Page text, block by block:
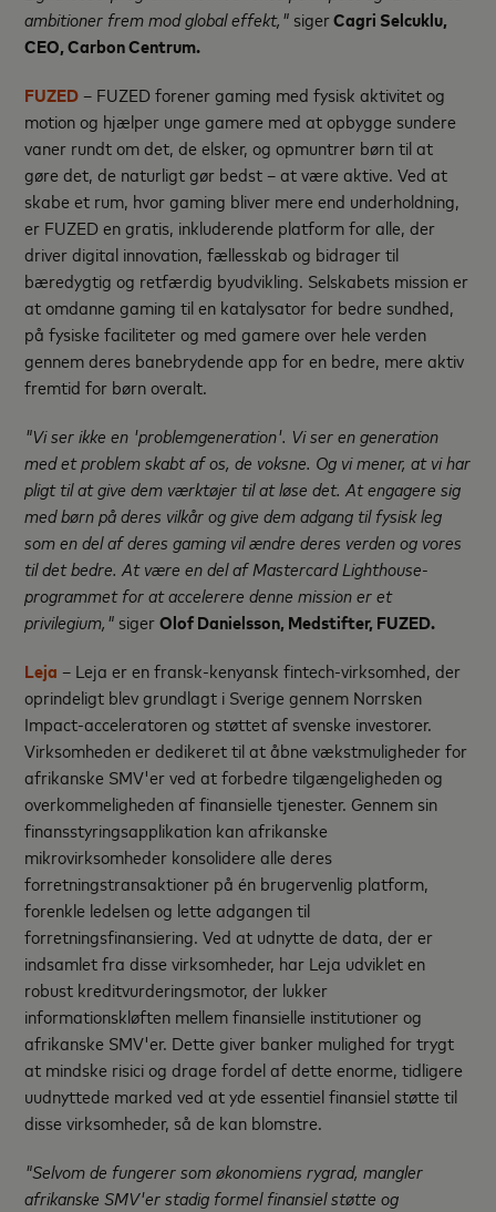
ambitioner frem mod global effekt," sigerCagri Selcuklu,
CEO, Carbon Centrum.
FUZED– FUZED forener gaming med fysisk aktivitet og
motion og hjælper unge gamere med at opbygge sundere
vaner rundt om det, de elsker, og opmuntrer børn til at
gøre det, de naturligt gør bedst – at være aktive. Ved at
skabe et rum, hvor gaming bliver mere end underholdning,
er FUZED en gratis, inkluderende platform for alle, der
driver digital innovation, fællesskab og bidrager til
bæredygtig og retfærdig byudvikling. Selskabets mission er
at omdanne gaming til en katalysator for bedre sundhed,
på fysiske faciliteter og med gamere over hele verden
gennem deres banebrydende app for en bedre, mere aktiv
fremtid for børn overalt.
"Vi ser ikke en 'problemgeneration'. Vi ser en generation
med et problem skabt af os, de voksne. Og vi mener, at vi har
pligt til at give dem værktøjer til at løse det. At engagere sig
med børn på deres vilkår og give dem adgang til fysisk leg
som en del af deres gaming vil ændre deres verden og vores
til det bedre. At være en del af Mastercard Lighthouse-
programmet for at accelerere denne mission er et
privilegium," sigerOlof Danielsson, Medstifter, FUZED.
Leja – Leja er en fransk-kenyansk fintech-virksomhed, der
oprindeligt blev grundlagt i Sverige gennem Norrsken
Impact-acceleratoren og støttet af svenske investorer.
Virksomheden er dedikeret til at åbne vækstmuligheder for
afrikanske SMV'er ved at forbedre tilgængeligheden og
overkommeligheden af finansielle tjenester. Gennem sin
finansstyringsapplikation kan afrikanske
mikrovirksomheder konsolidere alle deres
forretningstransaktioner på én brugervenlig platform,
forenkle ledelsen og lette adgangen til
forretningsfinansiering. Ved at udnytte de data, der er
indsamlet fra disse virksomheder, har Leja udviklet en
robust kreditvurderingsmotor, der lukker
informationskløften mellem finansielle institutioner og
afrikanske SMV'er. Dette giver banker mulighed for trygt
at mindske risici og drage fordel af dette enorme, tidligere
uudnyttede marked ved at yde essentiel finansiel støtte til
disse virksomheder, så de kan blomstre.
"Selvom de fungerer som økonomiens rygrad, mangler
afrikanske SMV'er stadig formel finansiel støtte og